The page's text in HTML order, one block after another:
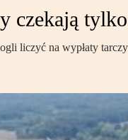
czekają
liczyć na wypłaty